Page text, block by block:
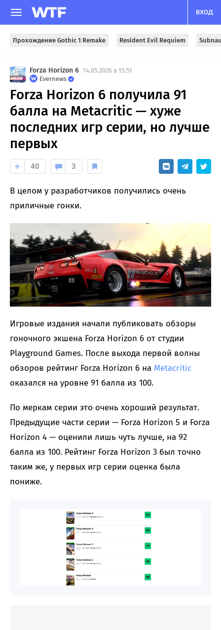
ВХОД
Прохождение Gothic 1 Remake Resident Evil Requiem
Forza Horizon 6 14.05.2026 в 15:51
Evernews
Forza Horizon 6 получила 91
балла на Metacritic — хуже
последних игр серии, но лучше
первых
40 3
В целом у разработчиков получились очень
приличные гонки.
Игровые издания начали публиковать обзоры
гоночного экшена Forza Horizon 6 от студии
Playground Games. После выхода первой волны
обзоров рейтинг Forza Horizon 6 на Metacritic
оказался на уровне 91 балла из 100.
По меркам серии это очень хороший результат.
Предыдущие части серии — Forza Horizon 5 и Forza
Horizon 4 — оценили лишь чуть лучше, на 92
балла из 100. Рейтинг Forza Horizon 3 был точно
таким же, у первых игр серии оценка была
пониже.